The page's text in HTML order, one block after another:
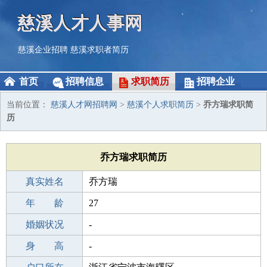
慈溪人才人事网
慈溪企业招聘 慈溪求职者简历
首页 招聘信息 求职简历 招聘企业
当前位置： 慈溪人才网招聘网 > 慈溪个人求职简历 > 乔方瑞求职简
历
乔方瑞求职简历
真实姓名 乔方瑞
性 别 男
年 龄 27
出生年月 1999-10-06
婚姻状况 -
学 历 高中
身 高 -